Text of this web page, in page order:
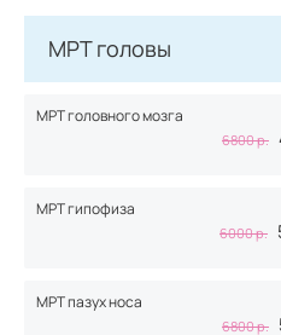
МРТ головы
6800 р.
МРТ головного мозга
6000 р.
МРТ гипофиза
6800 р.
МРТ пазух носа